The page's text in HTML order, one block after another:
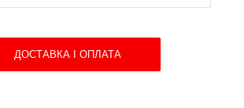
ДОСТАВКА І ОПЛАТА